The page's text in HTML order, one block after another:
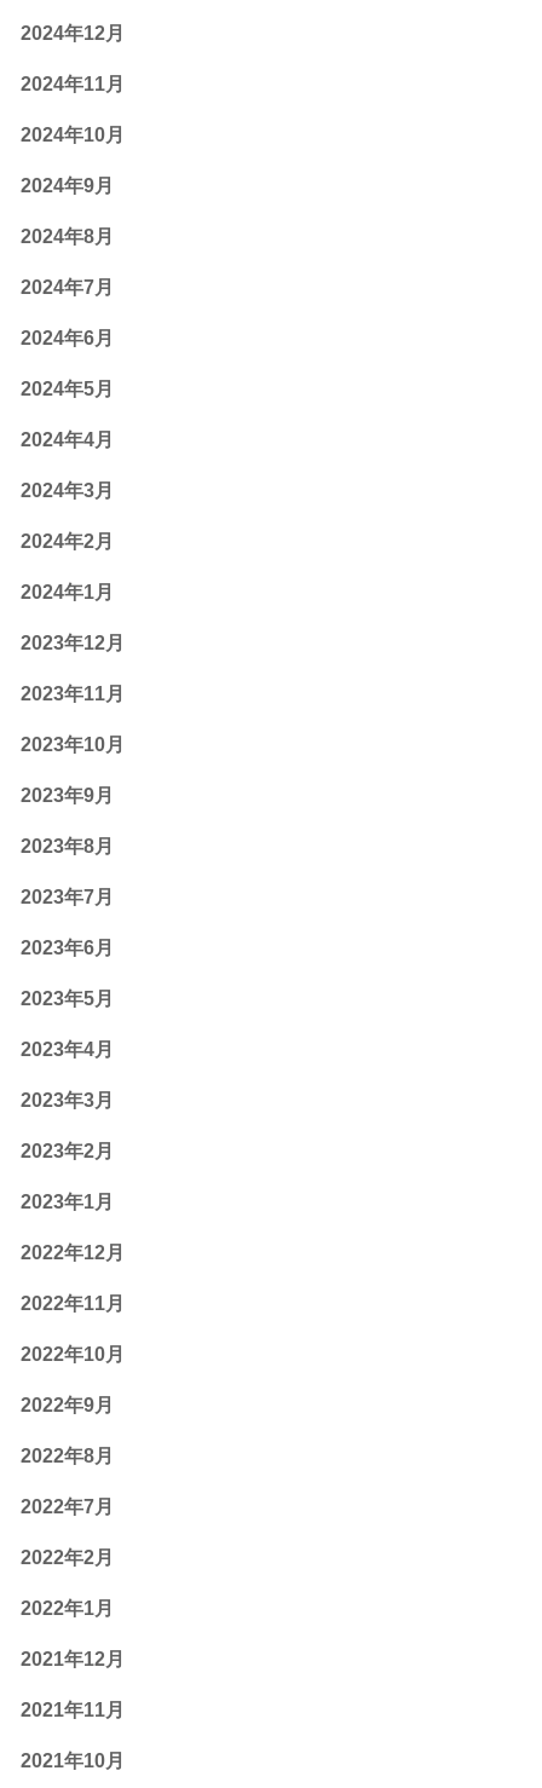
2024年12月
2024年11月
2024年10月
2024年9月
2024年8月
2024年7月
2024年6月
2024年5月
2024年4月
2024年3月
2024年2月
2024年1月
2023年12月
2023年11月
2023年10月
2023年9月
2023年8月
2023年7月
2023年6月
2023年5月
2023年4月
2023年3月
2023年2月
2023年1月
2022年12月
2022年11月
2022年10月
2022年9月
2022年8月
2022年7月
2022年2月
2022年1月
2021年12月
2021年11月
2021年10月